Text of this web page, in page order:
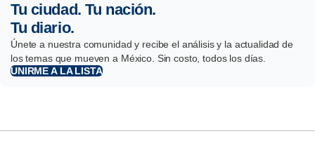
Tu ciudad. Tu nación.
Tu diario.
Únete a nuestra comunidad y recibe el análisis y la actualidad de
los temas que mueven a México. Sin costo, todos los días.
UNIRME A LA LISTA